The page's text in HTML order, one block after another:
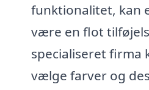
funktionalitet, kan
være en flot
specialiseret firma
vælge farver og